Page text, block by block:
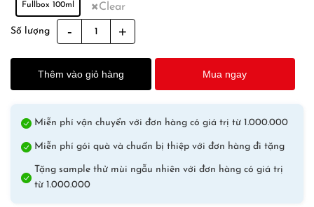
Fullbox 100ml Clear
Số lượng
quantity
Thêm vào giỏ hàng Mua ngay
Miễn phí vận chuyển với đơn hàng có giá trị từ 1.000.000
Miễn phí gói quà và chuẩn bị thiệp với đơn hàng đi tặng
Tặng sample thử mùi ngẫu nhiên với đơn hàng có giá trị
từ 1.000.000